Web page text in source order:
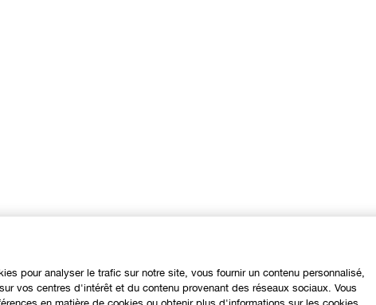
pour analyser le trafic sur notre site, vous fournir un contenu personnalisé,
vos centres d'intérêt et du contenu provenant des réseaux sociaux. Vous